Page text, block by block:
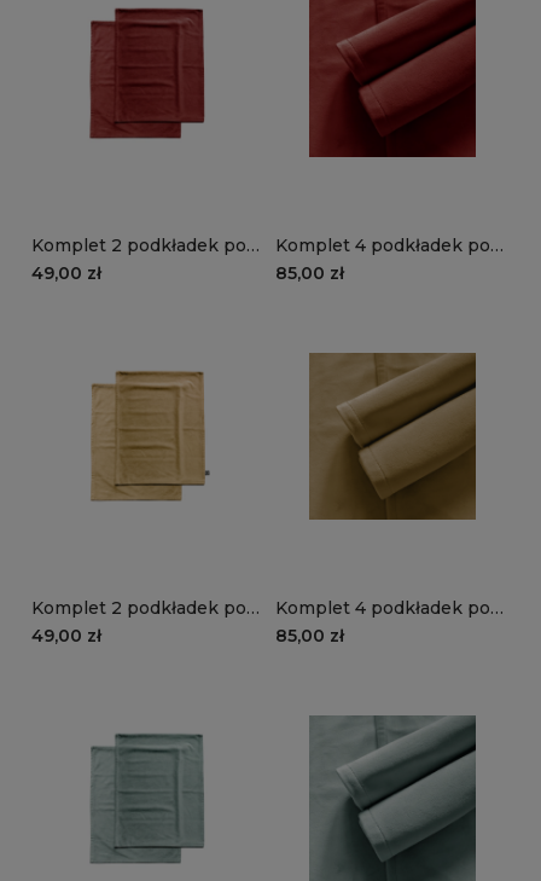
Komplet 2 podkładek pod
talerze VELVET VE2231 |
49,00 zł
Komplet 4 podkładek pod
talerze VELVET VE2231 |
85,00 zł
Komplet 2 podkładek pod
talerze VELVET VE2228 |
49,00 zł
Komplet 4 podkładek pod
talerze VELVET VE2228 |
85,00 zł